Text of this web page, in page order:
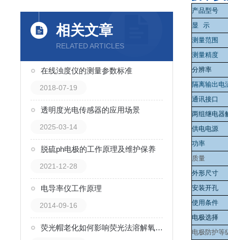
相关文章
RELATED ARTICLES
在线浊度仪的测量参数标准
2018-07-19
透明度光电传感器的应用场景
2025-03-14
脱硫ph电极的工作原理及维护保养
2021-12-28
电导率仪工作原理
2014-09-16
荧光帽老化如何影响荧光法溶解氧数据？更换周期解读
产品型号
显
示
测量范围
测量精度
分辨率
隔离输出电
通讯接口
两组继电器
供电电源
功率
质量
外形尺寸
安装开孔
使用条件
电极选择
电极防护等